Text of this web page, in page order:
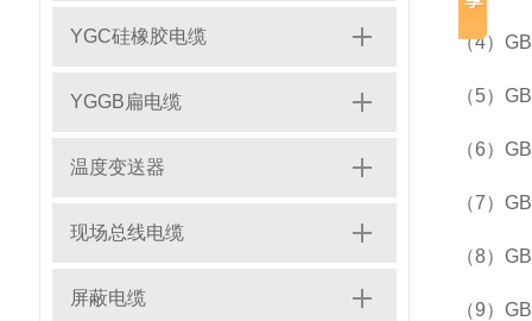
YGC硅橡胶电缆
YGGB扁电缆
温度变送器
现场总线电缆
屏蔽电缆
（4）
（5）
（6）
（7）
（8）
（9）